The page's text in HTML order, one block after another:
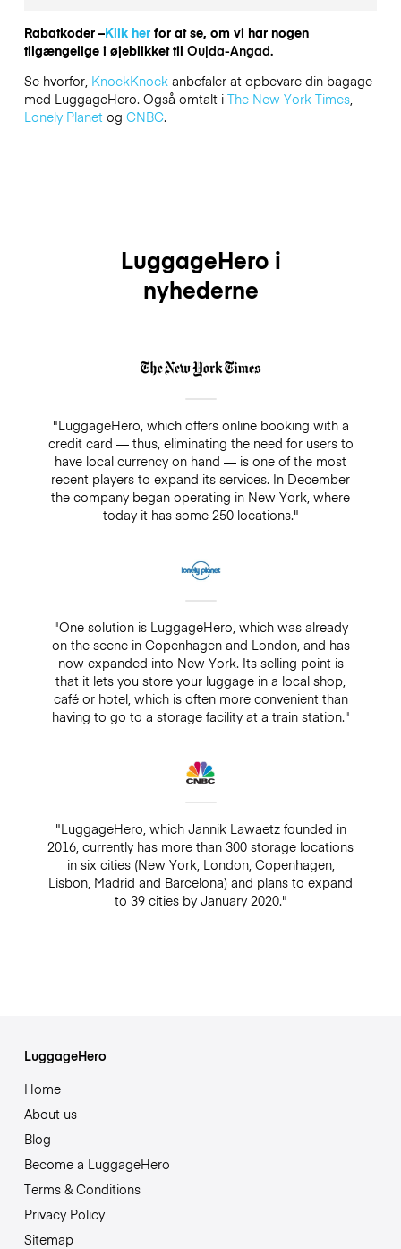
Rabatkoder –Klik herfor at se, om vi har nogen
tilgængelige i øjeblikket til Oujda-Angad.
Se hvorfor, KnockKnockanbefaler at opbevare din bagage
med LuggageHero. Også omtalt i The New York Times,
Lonely Planetog CNBC.
LuggageHero i
nyhederne
"LuggageHero, which offers online booking with a
credit card — thus, eliminating the need for users to
have local currency on hand — is one of the most
recent players to expand its services. In December
the company began operating in New York, where
today it has some 250 locations."
"One solution is LuggageHero, which was already
on the scene in Copenhagen and London, and has
now expanded into New York. Its selling point is
that it lets you store your luggage in a local shop,
café or hotel, which is often more convenient than
having to go to a storage facility at a train station."
"LuggageHero, which Jannik Lawaetz founded in
2016, currently has more than 300 storage locations
in six cities (New York, London, Copenhagen,
Lisbon, Madrid and Barcelona) and plans to expand
to 39 cities by January 2020."
LuggageHero
Home
About us
Blog
Become a LuggageHero
Terms & Conditions
Privacy Policy
Sitemap